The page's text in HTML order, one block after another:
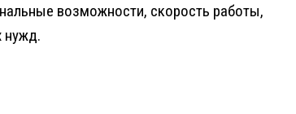
возможности, скорость работы,
нужд.